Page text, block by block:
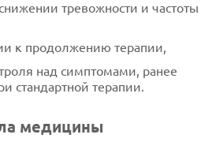
тревожности и частоты
к продолжению терапии,
над симптомами, ранее
стандартной терапии.
медицины